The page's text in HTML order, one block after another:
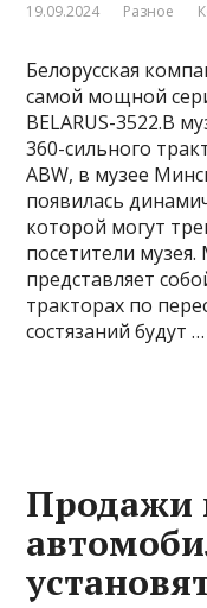
19.09.2024 Разное
Белорусская
самой мощной
BELARUS-3522.В
360-сильного
ABW, в музее
появилась
которой могут
посетители
представляет
тракторах по
состязаний будут …
Продажи